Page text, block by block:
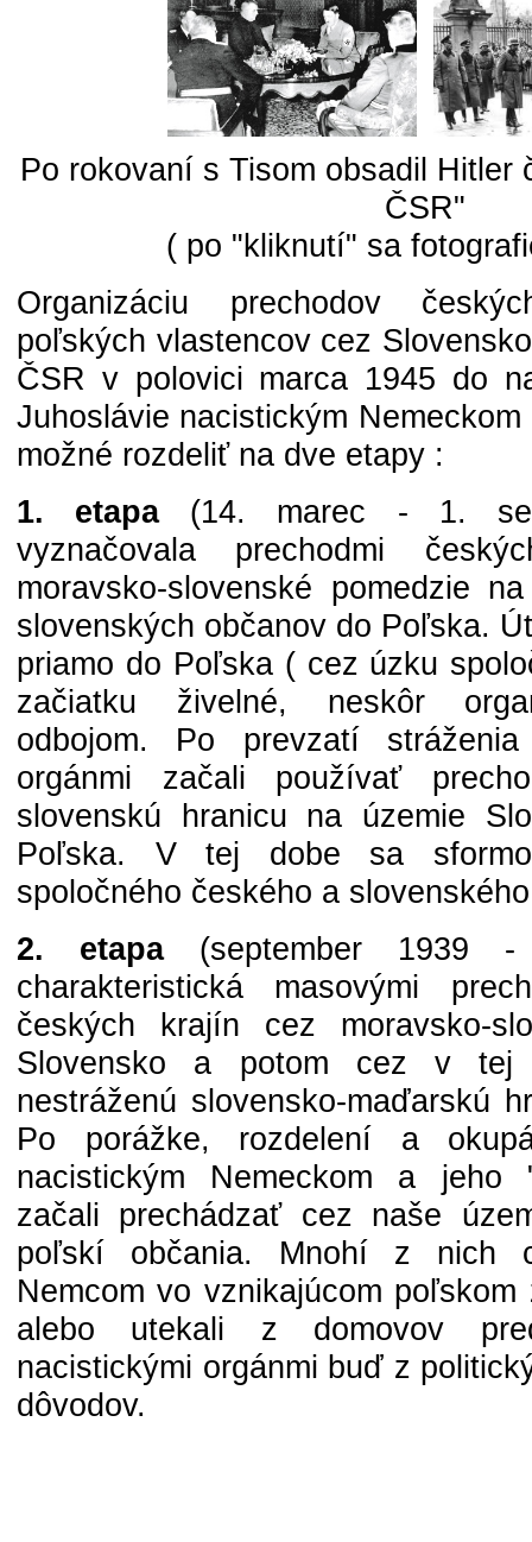
Po rokovaní s Tisom obsadil Hitler
ČSR"
( po "kliknutí" sa
Organizáciu prechodov
poľských vlastencov cez
ČSR v polovici marca 1945 do
Juhoslávie nacistickým
možné rozdeliť na dve etapy :
1. etapa(14. marec - 1.
vyznačovala prechodmi
moravsko-slovenské pomedzie
slovenských občanov do Poľska.
priamo do Poľska ( cez úzku
začiatku živelné, neskôr
odbojom. Po prevzatí
orgánmi začali používať
slovenskú hranicu na územie
Poľska. V tej dobe sa
spoločného českého a
2. etapa(september 1939 -
charakteristická masovými
českých krajín cez moravsko-
Slovensko a potom cez v tej
nestráženú slovensko-maďarskú
Po porážke, rozdelení a
nacistickým Nemeckom a jeho
začali prechádzať cez naše
poľskí občania. Mnohí z nich
Nemcom vo vznikajúcom poľskom
alebo utekali z domovov
nacistickými orgánmi buď z
dôvodov.